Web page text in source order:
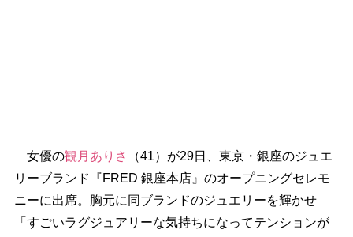
女優の観月ありさ
（41）が29日、東京・銀座のジュエ
リーブランド『FRED 銀座本店』のオープニングセレモ
ニーに出席。胸元に同ブランドのジュエリーを輝かせ
「すごいラグジュアリーな気持ちになってテンションが